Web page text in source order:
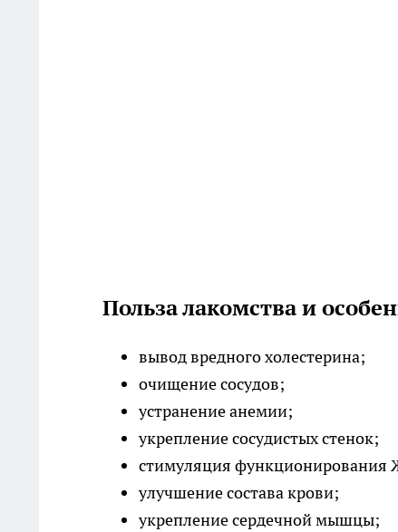
Польза лакомства и
вывод вредного холестерина;
очищение сосудов;
устранение анемии;
укрепление сосудистых стенок;
стимуляция функционирования
улучшение состава крови;
укрепление сердечной мышцы;